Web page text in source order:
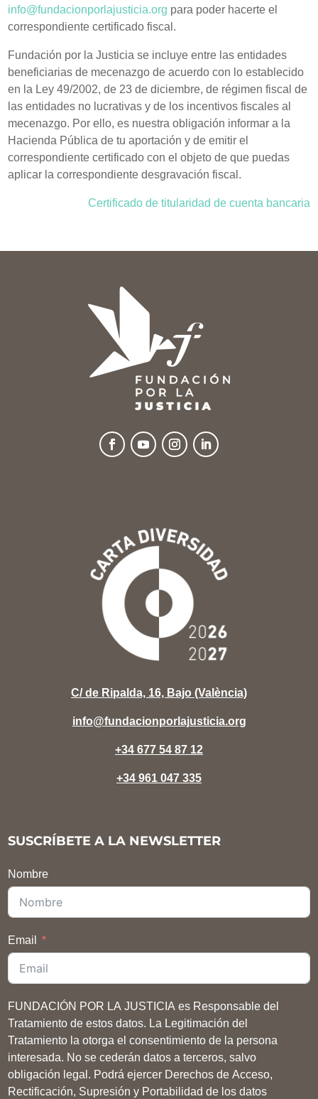
info@fundacionporlajusticia.org para poder hacerte el
correspondiente certificado fiscal.
Fundación por la Justicia se incluye entre las entidades
beneficiarias de mecenazgo de acuerdo con lo establecido
en la Ley 49/2002, de 23 de diciembre, de régimen fiscal de
las entidades no lucrativas y de los incentivos fiscales al
mecenazgo. Por ello, es nuestra obligación informar a la
Hacienda Pública de tu aportación y de emitir el
correspondiente certificado con el objeto de que puedas
aplicar la correspondiente desgravación fiscal.
Certificado de titularidad de cuenta bancaria
C/ de Ripalda, 16, Bajo (València)
info@fundacionporlajusticia.org
+34 677 54 87 12
+34 961 047 335
SUSCRÍBETE A LA NEWSLETTER
Nombre
Email
FUNDACIÓN POR LA JUSTICIA es Responsable del
Tratamiento de estos datos. La Legitimación del
Tratamiento la otorga el consentimiento de la persona
interesada. No se cederán datos a terceros, salvo
obligación legal. Podrá ejercer Derechos de Acceso,
Rectificación, Supresión y Portabilidad de los datos